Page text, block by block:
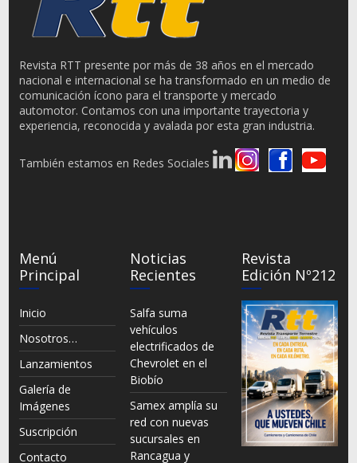
Revista RTT presente por más de 38 años en el mercado
nacional e internacional se ha transformado en un medio de
comunicación ícono para el transporte y mercado
automotor. Contamos con una importante trayectoria y
experiencia, reconocida y avalada por esta gran industria.
También estamos en Redes Sociales
Menú
Principal
Inicio
Nosotros…
Lanzamientos
Galería de
Imágenes
Suscripción
Contacto
Noticias
Recientes
Salfa suma
vehículos
electrificados de
Chevrolet en el
Biobío
Samex amplía su
red con nuevas
sucursales en
Rancagua y
Revista
Edición Nº212